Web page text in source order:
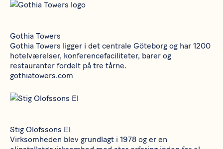
Gothia Towers
Gothia Towers ligger i det centrale Göteborg og har 1200
hotelværelser, konferencefaciliteter, barer og
restauranter fordelt på tre tårne.
gothiatowers.com
Stig Olofssons El
Virksomheden blev grundlagt i 1978 og er en